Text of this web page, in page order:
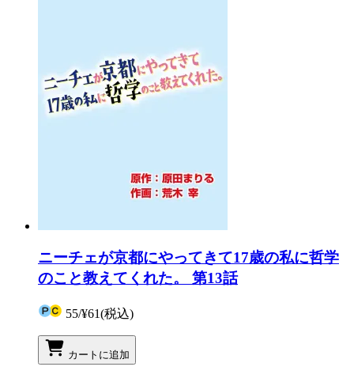
ニーチェが京都にやってきて17歳の私に哲学
のこと教えてくれた。 第13話
55/¥61(税込)
カートに追加